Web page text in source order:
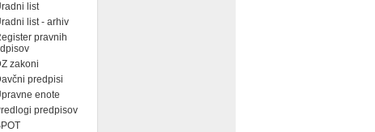
list
list - arhiv
pravnih
zakoni
predpisi
enote
predpisov